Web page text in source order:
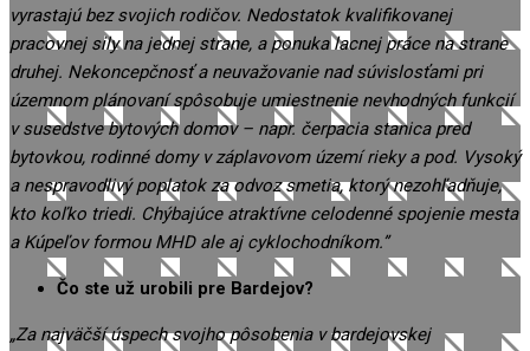
vyrastajú bez svojich rodičov. Nedostatok kvalifikovanej
pracovnej sily na jednej strane, a ponuka lacnej práce na strane
druhej. Nekoncepčnosť a neuvažovanie nad súvislosťami pri
územnom plánovaní spôsobuje umiestnenie nevhodných funkcií
v susedstve bytových domov – napr. čerpacia stanica pred
bytovkou, rodinné domy v záplavovom území rieky a pod. Vysoký
a nespravodlivý poplatok za odvoz smetia, ktorý nezohľadňuje,
kto koľko triedi. Chýbajúce atraktívne celodenné spojenie mesta
a Kúpeľov formou MHD ale aj cyklochodníkom.”
Čo ste už urobili pre Bardejov?
„Za najväčší úspech svojho pôsobenia v bardejovskej